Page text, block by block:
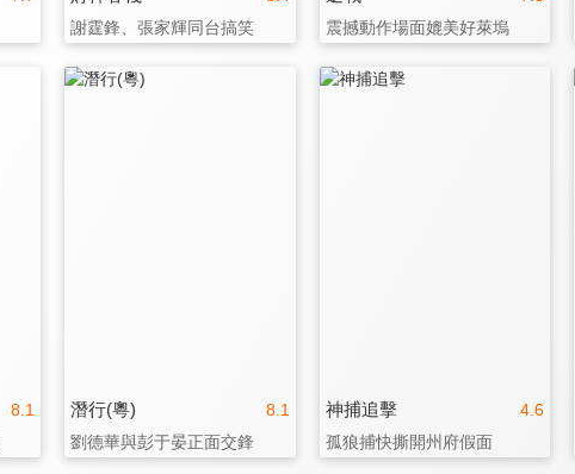
謝霆鋒、張家輝同台搞笑 震撼動作場面媲美好萊塢
8.1 8.1
潛行(粵)
劉德華與彭于晏正面交鋒
4.6
神捕追擊
孤狼捕快撕開州府假面